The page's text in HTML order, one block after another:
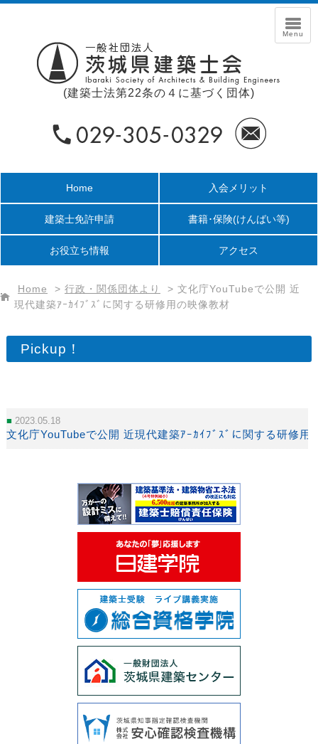
(建築士法第22条の４に基づく団体)
Home 入会メリット
建築士免許申請 書籍･保険(けんばい等)
お役立ち情報 アクセス
Home > 行政・関係団体より > 文化庁YouTubeで公開 近
現代建築ｱｰｶｲﾌﾞｽﾞに関する研修用の映像教材
Pickup！
2023.05.18
文化庁YouTubeで公開 近現代建築ｱｰｶｲﾌﾞｽﾞに関する研修用